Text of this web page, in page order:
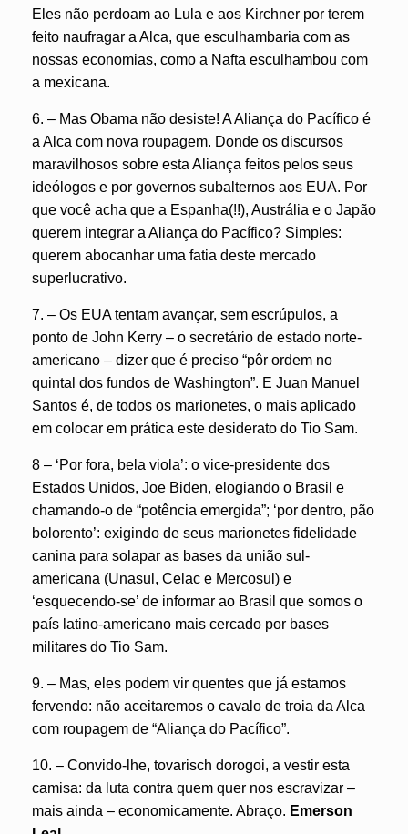
Eles não perdoam ao Lula e aos Kirchner por terem
feito naufragar a Alca, que esculhambaria com as
nossas economias, como a Nafta esculhambou com
a mexicana.
6. – Mas Obama não desiste! A Aliança do Pacífico é
a Alca com nova roupagem. Donde os discursos
maravilhosos sobre esta Aliança feitos pelos seus
ideólogos e por governos subalternos aos EUA. Por
que você acha que a Espanha(!!), Austrália e o Japão
querem integrar a Aliança do Pacífico? Simples:
querem abocanhar uma fatia deste mercado
superlucrativo.
7. – Os EUA tentam avançar, sem escrúpulos, a
ponto de John Kerry – o secretário de estado norte-
americano – dizer que é preciso “pôr ordem no
quintal dos fundos de Washington”. E Juan Manuel
Santos é, de todos os marionetes, o mais aplicado
em colocar em prática este desiderato do Tio Sam.
8 – ‘Por fora, bela viola’: o vice-presidente dos
Estados Unidos, Joe Biden, elogiando o Brasil e
chamando-o de “potência emergida”; ‘por dentro, pão
bolorento’: exigindo de seus marionetes fidelidade
canina para solapar as bases da união sul-
americana (Unasul, Celac e Mercosul) e
‘esquecendo-se’ de informar ao Brasil que somos o
país latino-americano mais cercado por bases
militares do Tio Sam.
9. – Mas, eles podem vir quentes que já estamos
fervendo: não aceitaremos o cavalo de troia da Alca
com roupagem de “Aliança do Pacífico”.
10. – Convido-lhe, tovarisch dorogoi, a vestir esta
camisa: da luta contra quem quer nos escravizar –
mais ainda – economicamente. Abraço. Emerson